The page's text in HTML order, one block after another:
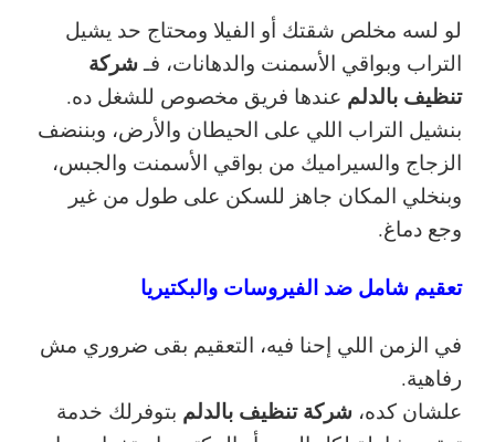
لو لسه مخلص شقتك أو الفيلا ومحتاج حد يشيل
التراب وبواقي الأسمنت والدهانات، فـ شركة
تنظيف بالدلم عندها فريق مخصوص للشغل ده.
بنشيل التراب اللي على الحيطان والأرض، وبننضف
الزجاج والسيراميك من بواقي الأسمنت والجبس،
وبنخلي المكان جاهز للسكن على طول من غير
وجع دماغ.
تعقيم شامل ضد الفيروسات والبكتيريا
في الزمن اللي إحنا فيه، التعقيم بقى ضروري مش
رفاهية.
علشان كده، شركة تنظيف بالدلم بتوفرلك خدمة